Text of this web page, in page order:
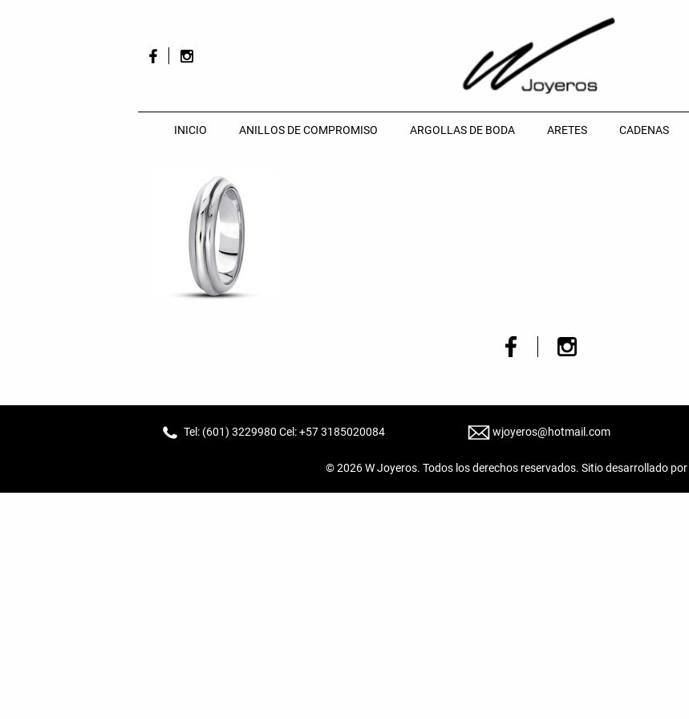
INICIO ANILLOS DE COMPROMISO ARGOLLAS DE BODA ARETES CADENAS
Tel: (601) 3229980 Cel: +57 3185020084 wjoyeros@hotmail.com
© 2026W Joyeros. Todos los derechos reservados. Sitio desarrollado por